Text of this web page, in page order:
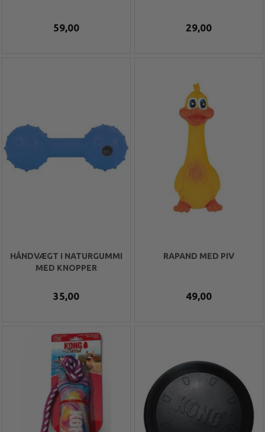
59,00 29,00
HÅNDVÆGT I NATURGUMMI
MED KNOPPER
35,00
RAPAND MED PIV
49,00